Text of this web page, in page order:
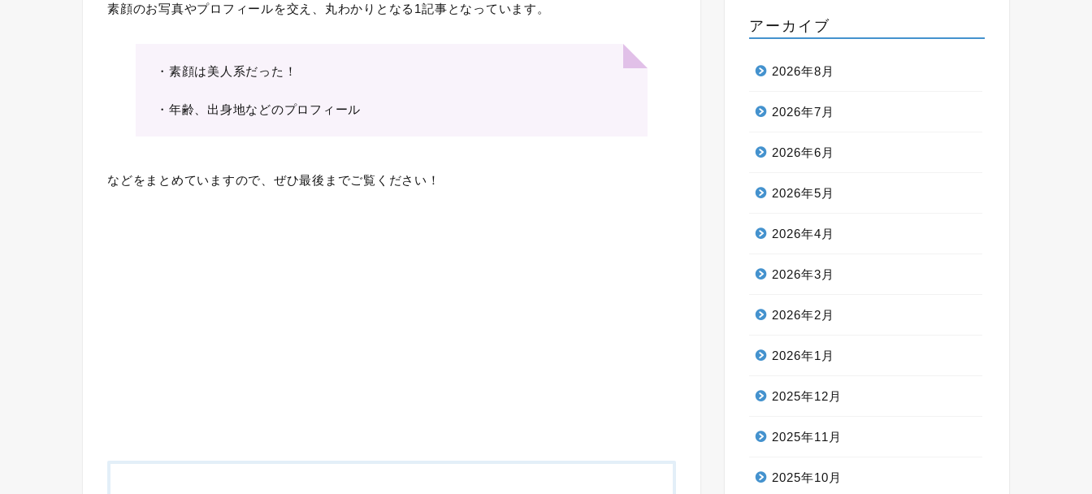
素顔のお写真やプロフィールを交え、丸わかりとなる1記事となっています。
・素顔は美人系だった！
・年齢、出身地などのプロフィール
などをまとめていますので、ぜひ最後までご覧ください！
アーカイブ
2026年8月
2026年7月
2026年6月
2026年5月
2026年4月
2026年3月
2026年2月
2026年1月
2025年12月
2025年11月
2025年10月